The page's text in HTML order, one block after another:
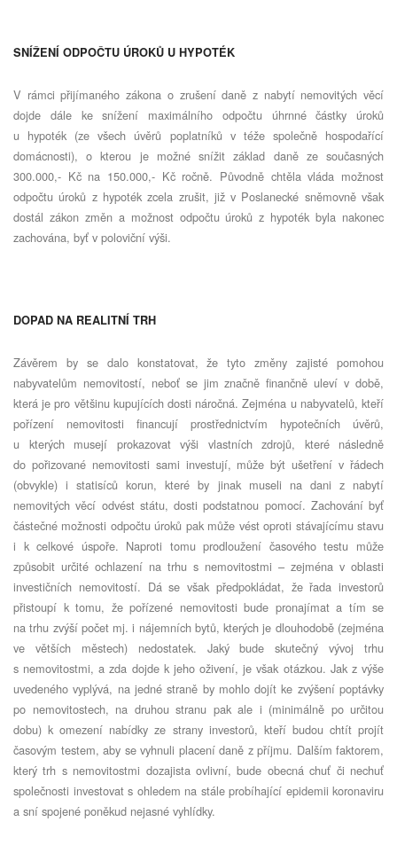
SNÍŽENÍ ODPOČTU ÚROKŮ U HYPOTÉK
V rámci přijímaného zákona o zrušení daně z nabytí nemovitých věcí
dojde dále ke snížení maximálního odpočtu úhrnné částky úroků
u hypoték (ze všech úvěrů poplatníků v téže společně hospodařící
domácnosti), o kterou je možné snížit základ daně ze současných
300.000,- Kč na 150.000,- Kč ročně. Původně chtěla vláda možnost
odpočtu úroků z hypoték zcela zrušit, již v Poslanecké sněmovně však
dostál zákon změn a možnost odpočtu úroků z hypoték byla nakonec
zachována, byť v poloviční výši.
DOPAD NA REALITNÍ TRH
Závěrem by se dalo konstatovat, že tyto změny zajisté pomohou
nabyvatelům nemovitostí, neboť se jim značně finančně uleví v době,
která je pro většinu kupujících dosti náročná. Zejména u nabyvatelů, kteří
pořízení nemovitosti financují prostřednictvím hypotečních úvěrů,
u kterých musejí prokazovat výši vlastních zdrojů, které následně
do pořizované nemovitosti sami investují, může být ušetření v řádech
(obvykle) i statisíců korun, které by jinak museli na dani z nabytí
nemovitých věcí odvést státu, dosti podstatnou pomocí. Zachování byť
částečné možnosti odpočtu úroků pak může vést oproti stávajícímu stavu
i k celkové úspoře. Naproti tomu prodloužení časového testu může
způsobit určité ochlazení na trhu s nemovitostmi – zejména v oblasti
investičních nemovitostí. Dá se však předpokládat, že řada investorů
přistoupí k tomu, že pořízené nemovitosti bude pronajímat a tím se
na trhu zvýší počet mj. i nájemních bytů, kterých je dlouhodobě (zejména
ve větších městech) nedostatek. Jaký bude skutečný vývoj trhu
s nemovitostmi, a zda dojde k jeho oživení, je však otázkou. Jak z výše
uvedeného vyplývá, na jedné straně by mohlo dojít ke zvýšení poptávky
po nemovitostech, na druhou stranu pak ale i (minimálně po určitou
dobu) k omezení nabídky ze strany investorů, kteří budou chtít projít
časovým testem, aby se vyhnuli placení daně z příjmu. Dalším faktorem,
který trh s nemovitostmi dozajista ovlivní, bude obecná chuť či nechuť
společnosti investovat s ohledem na stále probíhající epidemii koronaviru
a sní spojené poněkud nejasné vyhlídky.